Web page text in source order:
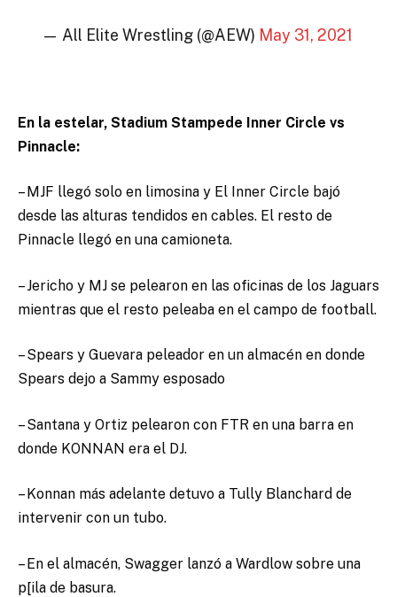
— All Elite Wrestling (@AEW) May 31, 2021
En la estelar, Stadium Stampede Inner Circle vs
Pinnacle:
– MJF llegó solo en limosina y El Inner Circle bajó
desde las alturas tendidos en cables. El resto de
Pinnacle llegó en una camioneta.
– Jericho y MJ se pelearon en las oficinas de los Jaguars
mientras que el resto peleaba en el campo de football.
– Spears y Guevara peleador en un almacén en donde
Spears dejo a Sammy esposado
– Santana y Ortiz pelearon con FTR en una barra en
donde KONNAN era el DJ.
– Konnan más adelante detuvo a Tully Blanchard de
intervenir con un tubo.
– En el almacén, Swagger lanzó a Wardlow sobre una
p[ila de basura.